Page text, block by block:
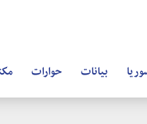
بيانات حوارات